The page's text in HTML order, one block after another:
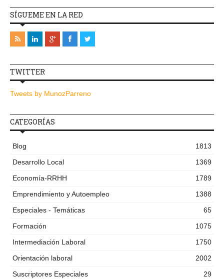
SÍGUEME EN LA RED
TWITTER
Tweets by MunozParreno
CATEGORÍAS
Blog
1813
Desarrollo Local
1369
Economía-RRHH
1789
Emprendimiento y Autoempleo
1388
Especiales - Temáticas
65
Formación
1075
Intermediación Laboral
1750
Orientación laboral
2002
Suscriptores Especiales
29